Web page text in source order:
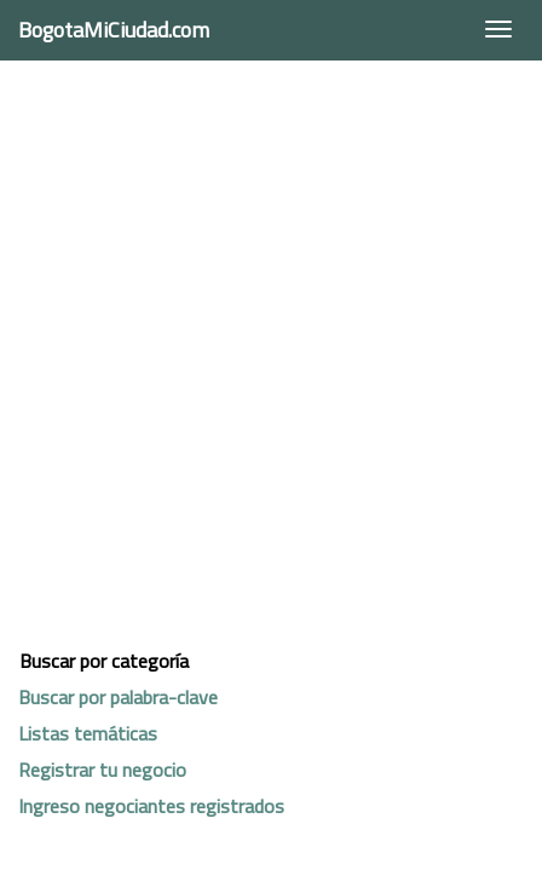
BogotaMiCiudad.com
Buscar por categoría
Buscar por palabra-clave
Listas temáticas
Registrar tu negocio
Ingreso negociantes registrados